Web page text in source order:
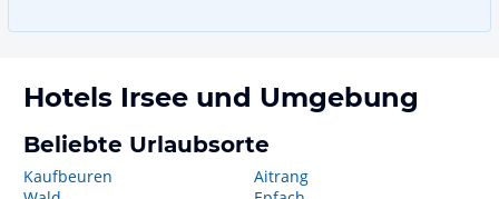
Hotels Irsee und Umgebung
Beliebte Urlaubsorte
Kaufbeuren
Aitrang